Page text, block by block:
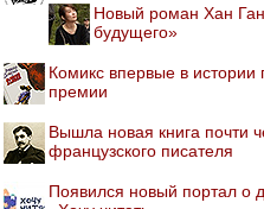
Новый роман Хан
будущего»
Комикс впервые в истории
премии
Вышла новая книга почти
французского писателя
Появился новый портал о